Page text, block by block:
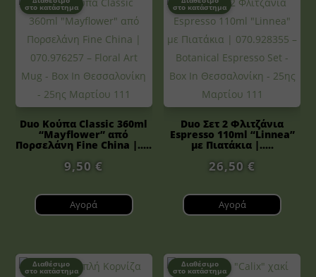
στο κατάστημα
Duo Κούπα Classic 360ml
“Mayflower” από
Πορσελάνη Fine China |.....
9,50€
Αγορά
στο κατάστημα
Duo Σετ 2 Φλιτζάνια
Espresso 110ml “Linnea”
με Πιατάκια |.....
26,50€
Αγορά
Διαθέσιμο
στο κατάστημα
Διαθέσιμο
στο κατάστημα